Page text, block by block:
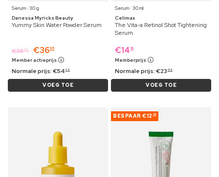
Serum ⋅ 30 g
Danessa Myricks Beauty
Yummy Skin Water Powder Serum
€3809 €3695
Member actieprijs
Normale prijs:€54 29
VOEG TOE
Serum ⋅ 30 ml
Celimax
The Vita-a Retinol Shot Tightening
Serum
€14 19
Memberprijs
Normale prijs:€23 99
VOEG TOE
BESPAAR €12 34